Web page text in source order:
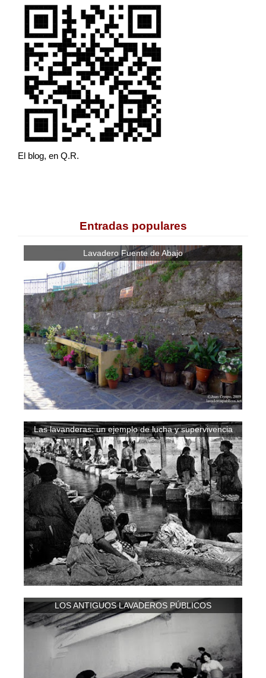
El blog, en Q.R.
Entradas populares
Lavadero Fuente de Abajo
Las lavanderas: un ejemplo de lucha y supervivencia
LOS ANTIGUOS LAVADEROS PÚBLICOS